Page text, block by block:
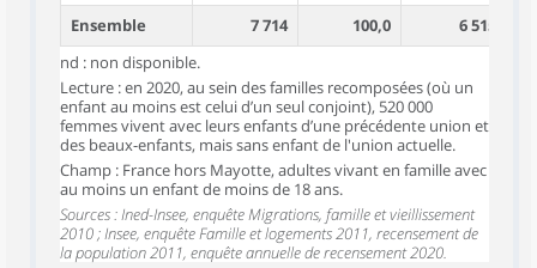
Ensemble 7 714 100,0
6 515
nd : non disponible.
Lecture : en 2020, au sein des familles recomposées (où un
enfant au moins est celui d’un seul conjoint), 520 000
femmes vivent avec leurs enfants d’une précédente union et
des beaux-enfants, mais sans enfant de l'union actuelle.
Champ : France hors Mayotte, adultes vivant en famille avec
au moins un enfant de moins de 18 ans.
Sources : Ined-Insee, enquête Migrations, famille et vieillissement
2010 ; Insee, enquête Famille et logements 2011, recensement de
la population 2011, enquête annuelle de recensement 2020.